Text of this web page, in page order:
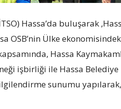
Hassa’da buluşarak
OSB’nin Ülke
Hassa
işbirliği ile Hassa Belediye
sunumu